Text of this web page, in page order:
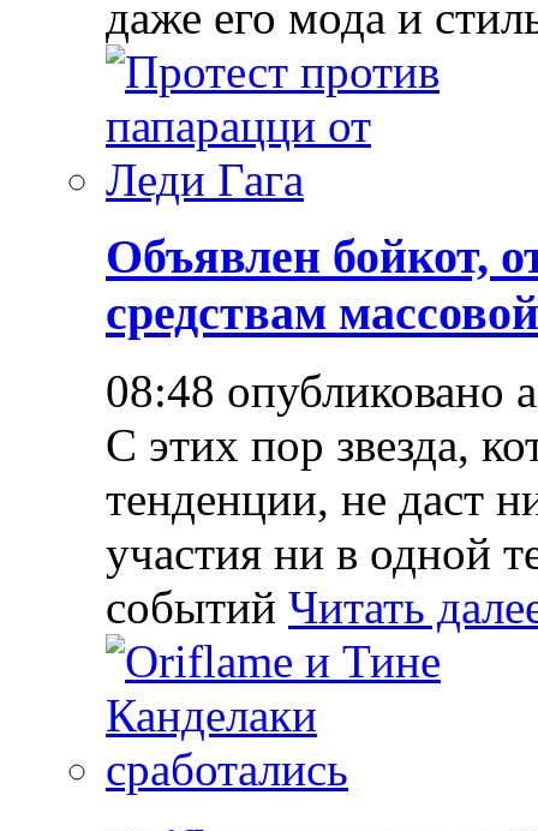
даже его мода и
Объявлен бойкот,
средствам
08:48 опубликовано
С этих пор звезда,
тенденции, не даст
участия ни в одной
событий Читать